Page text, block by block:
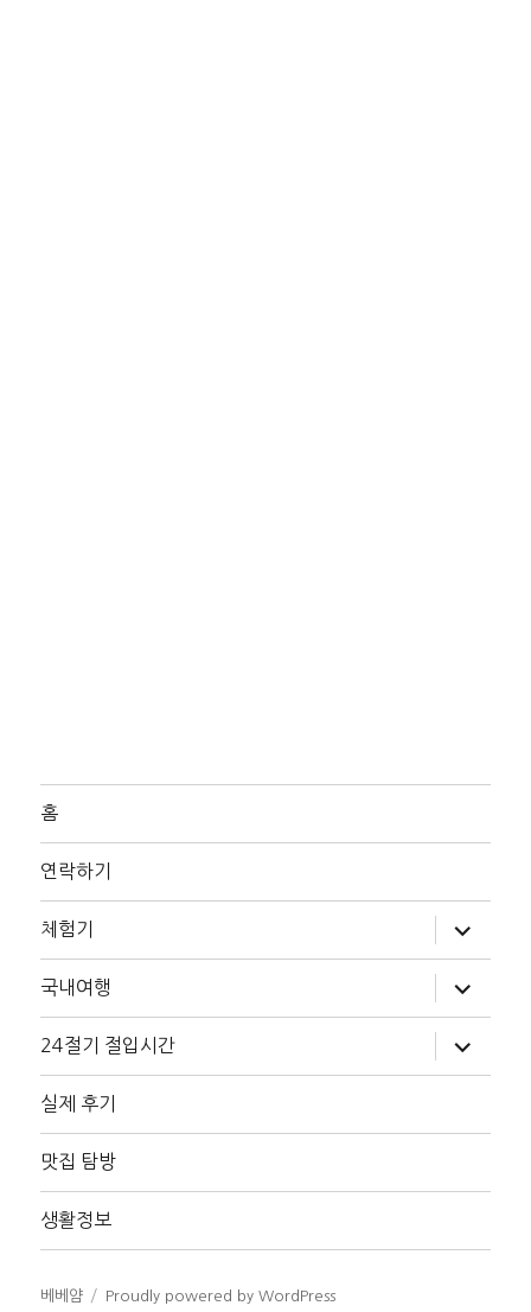
홈
연락하기
체험기
위
메
뉴
확
장
국내여행
위
메
뉴
확
장
24절기 절입시간
위
메
장
실제 후기
맛집 탐방
생활정보
베베얌 Proudly powered by WordPress